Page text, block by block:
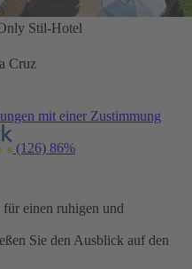
Stil-Hotel
Cruz
mit einer Zustimmung
(126) 86%
einen ruhigen und
Sie den Ausblick auf den